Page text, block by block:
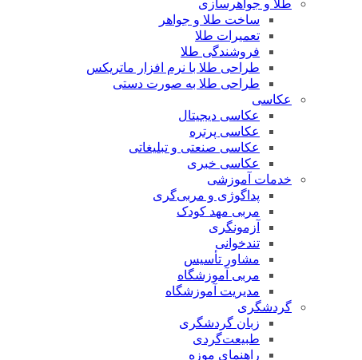
طلا و جواهرسازی
ساخت طلا و جواهر
تعمیرات طلا
فروشندگی طلا
طراحی طلا با نرم افزار ماتریکس
طراحی طلا به صورت دستی
عکاسی
عکاسی دیجیتال
عکاسی پرتره
عکاسی صنعتی و تبلیغاتی
عکاسی خبری
خدمات آموزشی
پداگوژی و مربی‌گری
مربی مهد کودک
آزمونگری
تندخوانی
مشاور تأسیس
مربی آموزشگاه
مدیریت آموزشگاه
گردشگری
زبان گردشگری
طبیعت‌گردی
راهنمای موزه